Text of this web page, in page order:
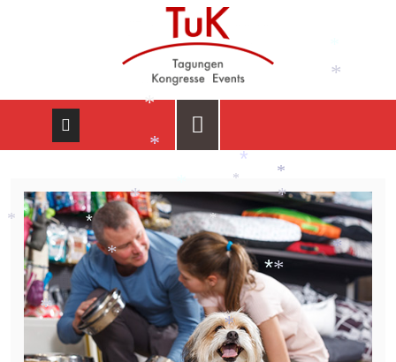
*
*
*
*
*
*
*
*
*
*
*
*
*
*
* *